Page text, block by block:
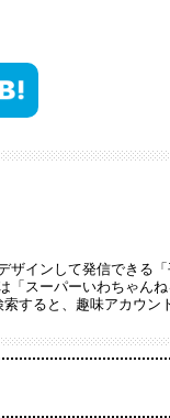
ザインして発信できる
「スーパーいわちゃん
すると、趣味アカウン